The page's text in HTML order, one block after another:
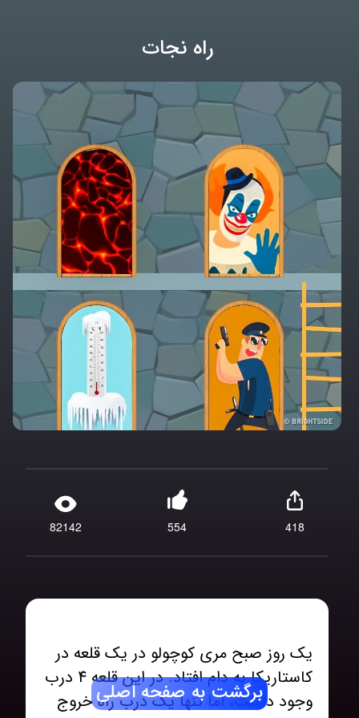
راه نجات
82142 554 418
یک روز صبح مری کوچولو در یک قلعه در
کاستاریکا به دام افتاد. در این قلعه 4 درب
وجود داشت، اما تنها یک درب راه خروج
برگشت به صفحه اصلی